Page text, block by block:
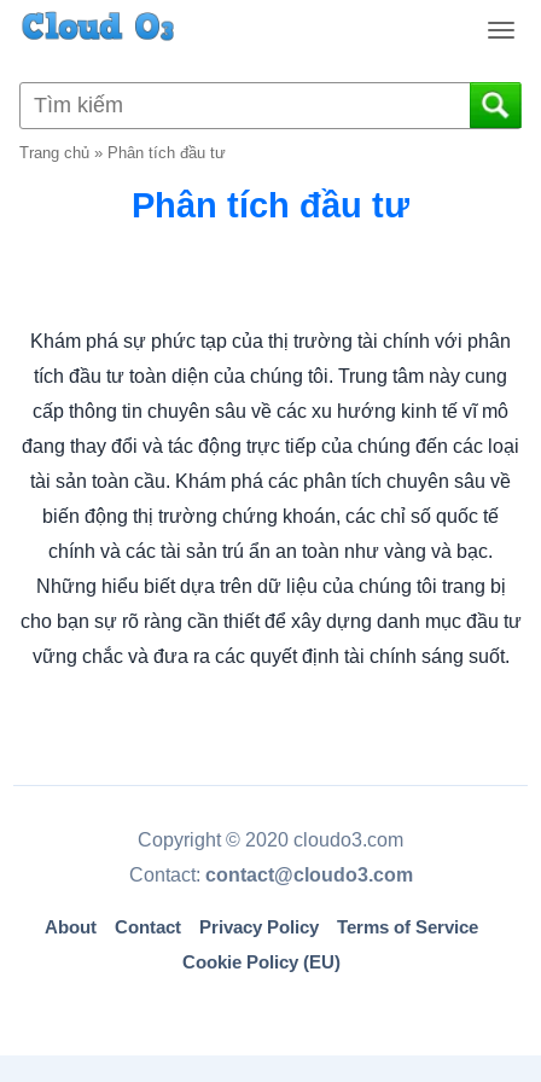
T
g
g
t
i
o
Trang chủ » Phân tích đầu tư
Phân tích đầu tư
Khám phá sự phức tạp của thị trường tài chính với phân
tích đầu tư toàn diện của chúng tôi. Trung tâm này cung
cấp thông tin chuyên sâu về các xu hướng kinh tế vĩ mô
đang thay đổi và tác động trực tiếp của chúng đến các loại
tài sản toàn cầu. Khám phá các phân tích chuyên sâu về
biến động thị trường chứng khoán, các chỉ số quốc tế
chính và các tài sản trú ẩn an toàn như vàng và bạc.
Những hiểu biết dựa trên dữ liệu của chúng tôi trang bị
cho bạn sự rõ ràng cần thiết để xây dựng danh mục đầu tư
vững chắc và đưa ra các quyết định tài chính sáng suốt.
Copyright © 2020 cloudo3.com
Contact: contact@cloudo3.com
About Contact Privacy Policy
Terms of Service
Cookie Policy (EU)